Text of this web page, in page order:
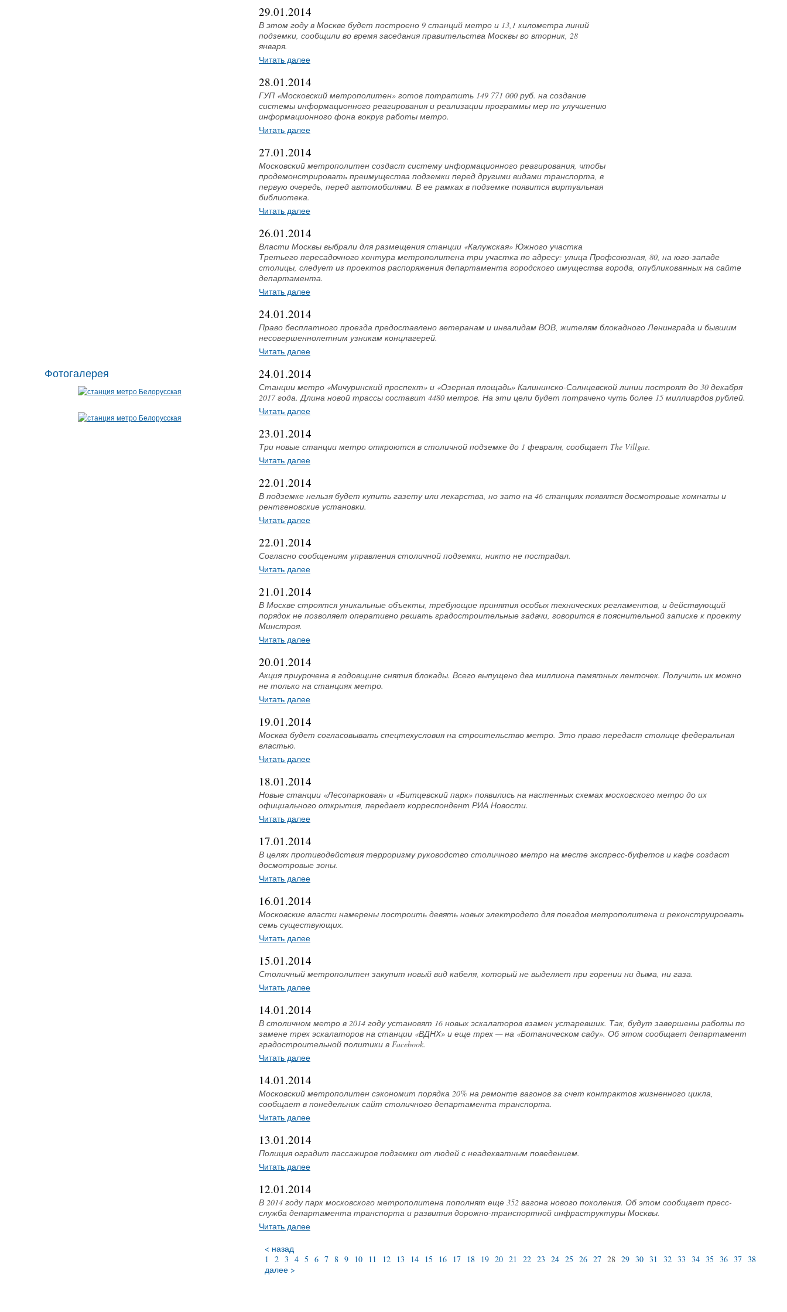
29.01.2014
В этом году в Москве будет построено 9 станций метро и 13,1 километра линий
подземки, сообщили во время заседания правительства Москвы во вторник, 28
января.
Читать далее
28.01.2014
ГУП «Московский метрополитен» готов потратить 149 771 000 руб. на создание
системы информационного реагирования и реализации программы мер по улучшению
информационного фона вокруг работы метро.
Читать далее
27.01.2014
Московский метрополитен создаст систему информационного реагирования, чтобы
продемонстрировать преимущества подземки перед другими видами транспорта, в
первую очередь, перед автомобилями. В ее рамках в подземке появится виртуальная
библиотека.
Читать далее
26.01.2014
Власти Москвы выбрали для размещения станции «Калужская» Южного участка
Третьего пересадочного контура метрополитена три участка по адресу: улица Профсоюзная, 80, на юго-западе
столицы, следует из проектов распоряжения департамента городского имущества города, опубликованных на сайте
департамента.
Читать далее
24.01.2014
Право бесплатного проезда предоставлено ветеранам и инвалидам ВОВ, жителям блокадного Ленинграда и бывшим
несовершеннолетним узникам концлагерей.
Читать далее
24.01.2014
Станции метро «Мичуринский проспект» и «Озерная площадь» Калининско-Солнцевской линии построят до 30 декабря
2017 года. Длина новой трассы составит 4480 метров. На эти цели будет потрачено чуть более 15 миллиардов рублей.
Читать далее
23.01.2014
Три новые станции метро откроются в столичной подземке до 1 февраля, сообщает The Villgae.
Читать далее
22.01.2014
В подземке нельзя будет купить газету или лекарства, но зато на 46 станциях появятся досмотровые комнаты и
рентгеновские установки.
Читать далее
22.01.2014
Согласно сообщениям управления столичной подземки, никто не пострадал.
Читать далее
21.01.2014
В Москве строятся уникальные объекты, требующие принятия особых технических регламентов, и действующий
порядок не позволяет оперативно решать градостроительные задачи, говорится в пояснительной записке к проекту
Минстроя.
Читать далее
20.01.2014
Акция приурочена в годовщине снятия блокады. Всего выпущено два миллиона памятных ленточек. Получить их можно
не только на станциях метро.
Читать далее
19.01.2014
Москва будет согласовывать спецтехусловия на строительство метро. Это право передаст столице федеральная
властью.
Читать далее
18.01.2014
Новые станции «Лесопарковая» и «Битцевский парк» появились на настенных схемах московского метро до их
официального открытия, передает корреспондент РИА Новости.
Читать далее
17.01.2014
В целях противодействия терроризму руководство столичного метро на месте экспресс-буфетов и кафе создаст
досмотровые зоны.
Читать далее
16.01.2014
Московские власти намерены построить девять новых электродепо для поездов метрополитена и реконструировать
семь существующих.
Читать далее
15.01.2014
Столичный метрополитен закупит новый вид кабеля, который не выделяет при горении ни дыма, ни газа.
Читать далее
14.01.2014
В столичном метро в 2014 году установят 16 новых эскалаторов взамен устаревших. Так, будут завершены работы по
замене трех эскалаторов на станции «ВДНХ» и еще трех — на «Ботаническом саду». Об этом сообщает департамент
градостроительной политики в Facebook.
Читать далее
14.01.2014
Московский метрополитен сэкономит порядка 20% на ремонте вагонов за счет контрактов жизненного цикла,
сообщает в понедельник сайт столичного департамента транспорта.
Читать далее
13.01.2014
Полиция оградит пассажиров подземки от людей с неадекватным поведением.
Читать далее
12.01.2014
В 2014 году парк московского метрополитена пополнят еще 352 вагона нового поколения. Об этом сообщает пресс-
служба департамента транспорта и развития дорожно-транспортной инфраструктуры Москвы.
Читать далее
< назад
1 2 3 4 5 6 7 8 9 10 11 12 13 14 15 16 17 18 19 20 21 22 23 24 25 26 27 28 29 30 31 32 33 34 35 36 37 38
далее >
Фотогалерея